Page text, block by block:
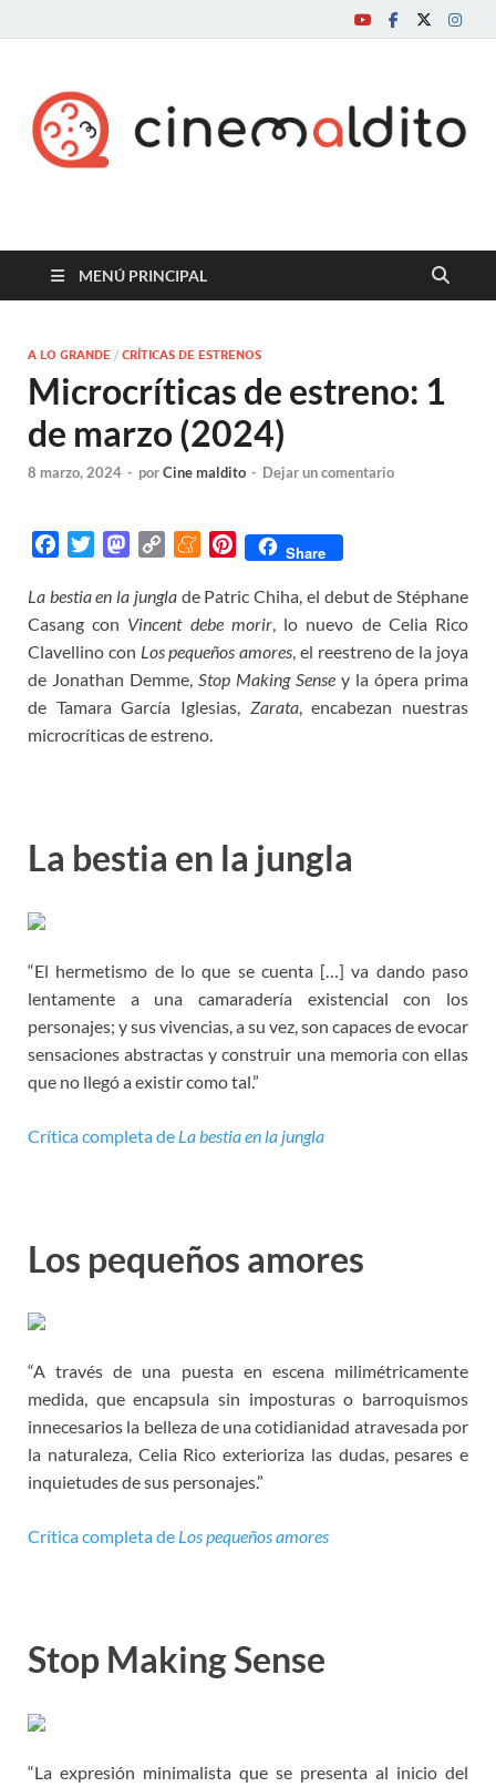
Cine maldito
MENÚ PRINCIPAL
A LO GRANDE / CRÍTICAS DE ESTRENOS
Microcríticas de estreno: 1
de marzo (2024)
8 marzo, 2024 - porCine maldito - Dejar un comentario
c
e
b
o
o
k
i
t
t
e
r
M
s
t
o
d
o
n
p
y
L
i
n
k
M
n
e
a
m
e
P
n
t
e
r
Share
La bestia en la junglade Patric Chiha, el debut de Stéphane
Casang con Vincent debe morir, lo nuevo de Celia Rico
Clavellino con Los pequeños amores, el reestreno de la joya
de Jonathan Demme, Stop Making Sense y la ópera prima
de Tamara García Iglesias, Zarata, encabezan nuestras
microcríticas de estreno.
La bestia en la jungla
“El hermetismo de lo que se cuenta […] va dando paso
lentamente a una camaradería existencial con los
personajes; y sus vivencias, a su vez, son capaces de evocar
sensaciones abstractas y construir una memoria con ellas
que no llegó a existir como tal.”
Crítica completa de La bestia en la jungla
Los pequeños amores
“A través de una puesta en escena milimétricamente
medida, que encapsula sin imposturas o barroquismos
innecesarios la belleza de una cotidianidad atravesada por
la naturaleza, Celia Rico exterioriza las dudas, pesares e
inquietudes de sus personajes.”
Crítica completa de Los pequeños amores
Stop Making Sense
“La expresión minimalista que se presenta al inicio del